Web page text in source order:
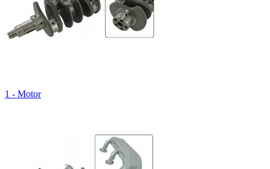
1 - Motor